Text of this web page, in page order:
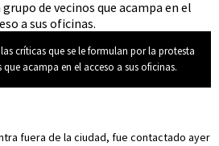
críticas que se le formulan por la protesta
acampa en el acceso a sus oficinas.
fuera de la ciudad, fue contactado ayer